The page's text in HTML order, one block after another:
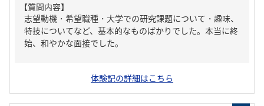
【質問内容】
志望動機・希望職種・大学での研究課題について・趣味、
特技についてなど、基本的なものばかりでした。本当に終
始、和やかな面接でした。
体験記の詳細はこちら